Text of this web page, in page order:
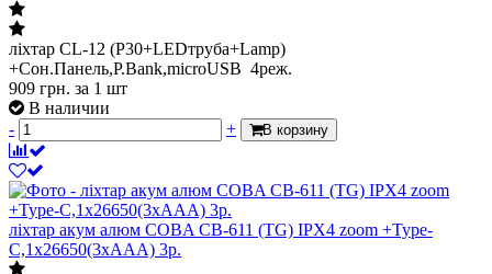
ліхтар CL-12 (P30+LEDтруба+Lamp)
+Сон.Панель,P.Bank,microUSB 4реж.
909 грн. за 1 шт
В наличии
-
+ В корзину
ліхтар акум алюм COBA CB-611 (TG) IPX4 zoom +Type-
C,1х26650(3xAAA) 3р.